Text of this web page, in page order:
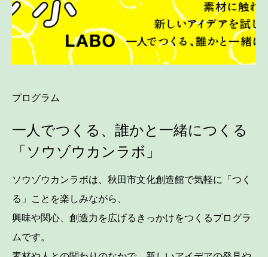
プログラム
一人でつくる、誰かと一緒につくる
「ソウゾウカンラボ」
ソウゾウカンラボは、秋田市文化創造館で気軽に「つく
る」ことを楽しみながら、
興味や関心、創造力を広げるきっかけをつくるプログラ
ムです。